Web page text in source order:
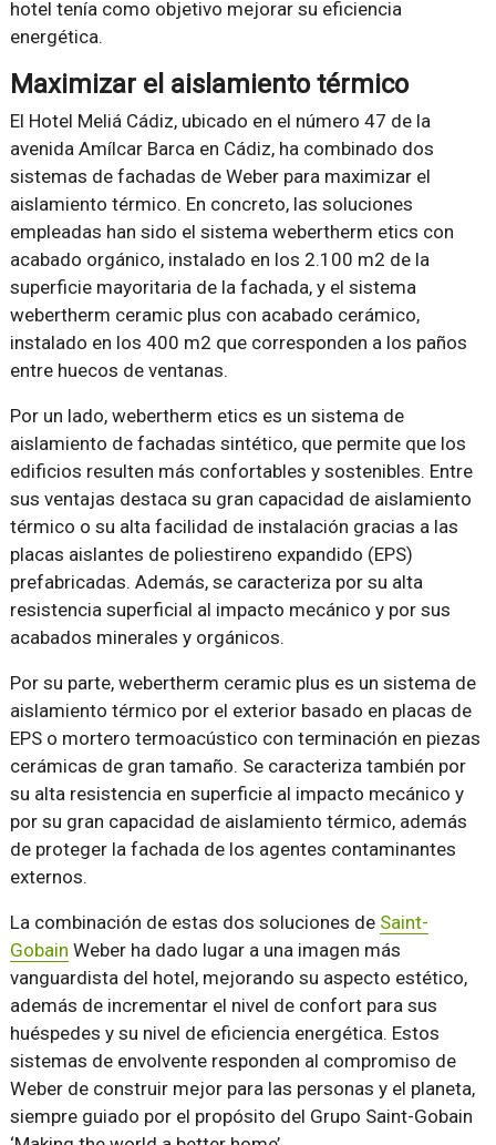
hotel tenía como objetivo mejorar su eficiencia
energética.
Maximizar el aislamiento térmico
El Hotel Meliá Cádiz, ubicado en el número 47 de la
avenida Amílcar Barca en Cádiz, ha combinado dos
sistemas de fachadas de Weber para maximizar el
aislamiento térmico. En concreto, las soluciones
empleadas han sido el sistema webertherm etics con
acabado orgánico, instalado en los 2.100 m2 de la
superficie mayoritaria de la fachada, y el sistema
webertherm ceramic plus con acabado cerámico,
instalado en los 400 m2 que corresponden a los paños
entre huecos de ventanas.
Por un lado, webertherm etics es un sistema de
aislamiento de fachadas sintético, que permite que los
edificios resulten más confortables y sostenibles. Entre
sus ventajas destaca su gran capacidad de aislamiento
térmico o su alta facilidad de instalación gracias a las
placas aislantes de poliestireno expandido (EPS)
prefabricadas. Además, se caracteriza por su alta
resistencia superficial al impacto mecánico y por sus
acabados minerales y orgánicos.
Por su parte, webertherm ceramic plus es un sistema de
aislamiento térmico por el exterior basado en placas de
EPS o mortero termoacústico con terminación en piezas
cerámicas de gran tamaño. Se caracteriza también por
su alta resistencia en superficie al impacto mecánico y
por su gran capacidad de aislamiento térmico, además
de proteger la fachada de los agentes contaminantes
externos.
La combinación de estas dos soluciones de Saint-
Gobain Weber ha dado lugar a una imagen más
vanguardista del hotel, mejorando su aspecto estético,
además de incrementar el nivel de confort para sus
huéspedes y su nivel de eficiencia energética. Estos
sistemas de envolvente responden al compromiso de
Weber de construir mejor para las personas y el planeta,
siempre guiado por el propósito del Grupo Saint-Gobain